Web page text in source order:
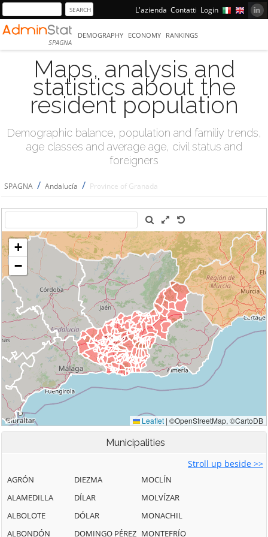
L'azienda Contatti Login
SPAGNA
DEMOGRAPHY ECONOMY RANKINGS
Maps, analysis and
statistics about the
resident population
Demographic balance, population and familiy trends,
age classes and average age, civil status and
foreigners
SPAGNA / Andalucía / Province of Granada
Municipalities
Stroll up beside >>
AGRÓN
ALAMEDILLA
ALBOLOTE
ALBONDÓN
DIEZMA
DÍLAR
DÓLAR
DOMINGO PÉREZ
MOCLÍN
MOLVÍZAR
MONACHIL
MONTEFRÍO